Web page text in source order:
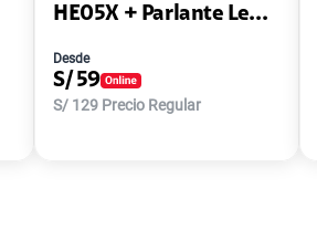
HE05X + Parlante Le...
Desde
S/ 59
S/ 129 Precio Regular